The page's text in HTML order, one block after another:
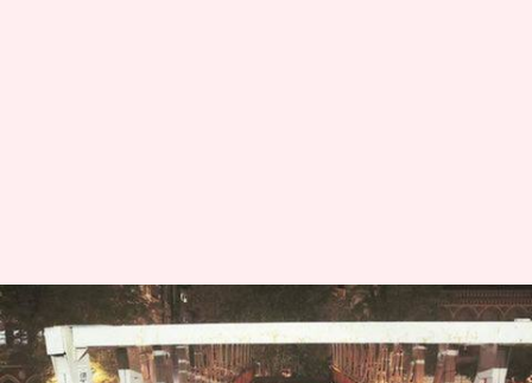
मुंबई पुल हादसा: अब तक क्या-क्या
हुआ, जानें